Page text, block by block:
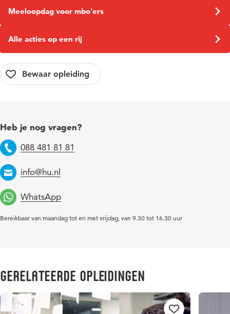
Meeloopdag voor mbo'ers
Alle acties op een rij
Heb je nog vragen?
Telefoon
088 481 81 81
Email
info@hu.nl
WhatsApp
Bereikbaar van maandag tot en met vrijdag, van 9.30 tot 16.30 uur
Gerelateerde opleidingen